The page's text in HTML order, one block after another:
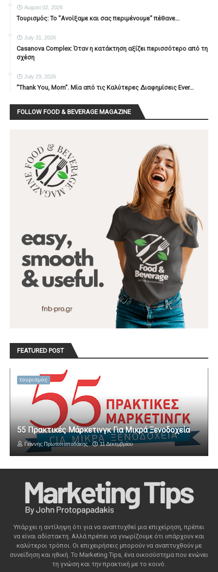
August 02, 2026
Τουρισμός: Το "Ανοίξαμε και σας περιμένουμε" πέθανε...
July 31, 2026
Casanova Complex: Όταν η κατάκτηση αξίζει περισσότερο από τη
σχέση
July 29, 2026
"Thank You, Mοm". Μία από τις Καλύτερες Διαφημίσεις Ever...
FOLLOW FOOD & BEVERAGE MAGAZINE
FEATURED POST
τουρισμός
55 Πρακτικές Μάρκετινγκ Για Μικρά Ξενοδοχεία
Γιάννης Πρωτοπαπαδάκης 11 Δεκεμβρίου
Υπάρχει η αντίληψη ότι για να αναπτυχθεί μια επιχείρηση, πρέπει
να είναι αδίστακτη. Αλλά πρέπει να γνωρίζουμε ότι υπάρχουν και
καλύτεροι τρόποι. Οι επιχειρήσεις μπορούν να αναπτυχθούν με
συνείδηση ​​και ηθική. Το Marketing Tips, ένα οικοσύστημα που ενώνει
τη γνώση και την πρακτική με το κοινό.